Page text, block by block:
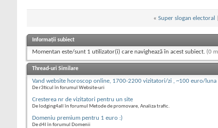
« Super slogan electoral
Informații subiect
Momentan este/sunt 1 utilizator(i) care navighează în acest subiect. (0
Thread-uri Similare
Vand website horoscop online, 1700-2200 vizitatori/zi , ~100 euro/luna
De r3ticul în forumul Website-uri
Cresterea nr de vizitatori pentru un site
De lodging4all în forumul Metode de promovare, Analiza trafic.
Domeniu premium pentru 1 euro :)
De d4l în forumul Domenii